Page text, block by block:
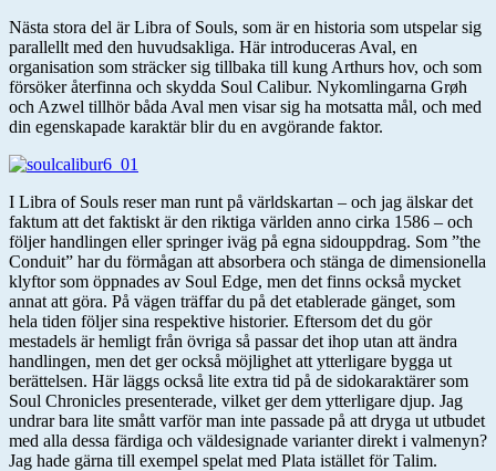
Nästa stora del är Libra of Souls, som är en historia som utspelar sig
parallellt med den huvudsakliga. Här introduceras Aval, en
organisation som sträcker sig tillbaka till kung Arthurs hov, och som
försöker återfinna och skydda Soul Calibur. Nykomlingarna Grøh
och Azwel tillhör båda Aval men visar sig ha motsatta mål, och med
din egenskapade karaktär blir du en avgörande faktor.
I Libra of Souls reser man runt på världskartan – och jag älskar det
faktum att det faktiskt är den riktiga världen anno cirka 1586 – och
följer handlingen eller springer iväg på egna sidouppdrag. Som ”the
Conduit” har du förmågan att absorbera och stänga de dimensionella
klyftor som öppnades av Soul Edge, men det finns också mycket
annat att göra. På vägen träffar du på det etablerade gänget, som
hela tiden följer sina respektive historier. Eftersom det du gör
mestadels är hemligt från övriga så passar det ihop utan att ändra
handlingen, men det ger också möjlighet att ytterligare bygga ut
berättelsen. Här läggs också lite extra tid på de sidokaraktärer som
Soul Chronicles presenterade, vilket ger dem ytterligare djup. Jag
undrar bara lite smått varför man inte passade på att dryga ut utbudet
med alla dessa färdiga och väldesignade varianter direkt i valmenyn?
Jag hade gärna till exempel spelat med Plata istället för Talim.